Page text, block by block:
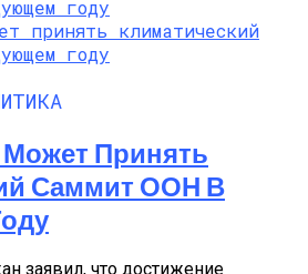
Принять
Саммит ООН В
заявил, что достижение